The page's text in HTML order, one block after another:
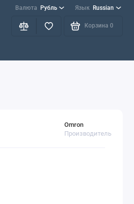
Валюта Рубль Язык Russian
Корзина 0
Omron
Производитель